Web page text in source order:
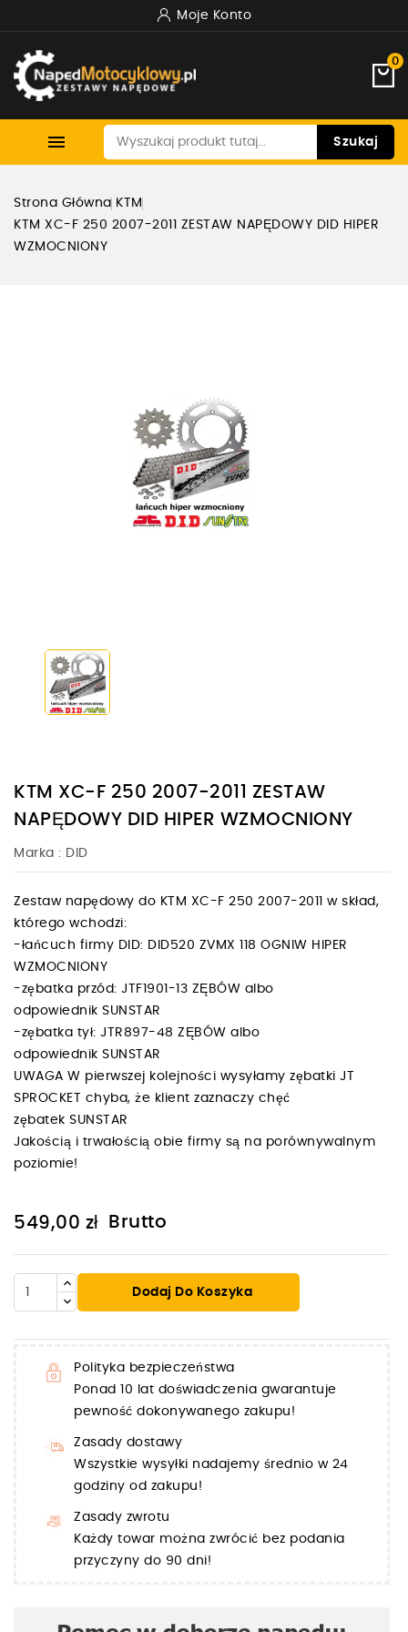
Moje Konto
0
 Szukaj
Strona Główna KTM
KTM XC-F 250 2007-2011 ZESTAW NAPĘDOWY DID HIPER
WZMOCNIONY
KTM XC-F 250 2007-2011 ZESTAW
NAPĘDOWY DID HIPER WZMOCNIONY
Marka : DID
Zestaw napędowy do KTM XC-F 250 2007-2011 w skład,
którego wchodzi:
-łańcuch firmy DID: DID520 ZVMX 118 OGNIW HIPER
WZMOCNIONY
-zębatka przód: JTF1901-13 ZĘBÓW albo
odpowiednik SUNSTAR
-zębatka tył: JTR897-48 ZĘBÓW albo
odpowiednik SUNSTAR
UWAGA W pierwszej kolejności wysyłamy zębatki JT
SPROCKET chyba, że klient zaznaczy chęć
zębatek SUNSTAR
Jakością i trwałością obie firmy są na porównywalnym
poziomie!
549,00 zł Brutto
Dodaj Do Koszyka
Polityka bezpieczeństwa
Ponad 10 lat doświadczenia gwarantuje
pewność dokonywanego zakupu!
Zasady dostawy
Wszystkie wysyłki nadajemy średnio w 24
godziny od zakupu!
Zasady zwrotu
Każdy towar można zwrócić bez podania
przyczyny do 90 dni!